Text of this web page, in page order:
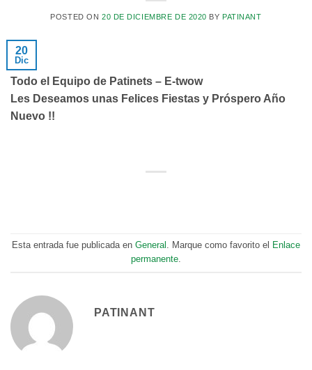
POSTED ON 20 DE DICIEMBRE DE 2020 BY PATINANT
20
Dic
Todo el Equipo de Patinets – E-twow
Les Deseamos unas Felices Fiestas y Próspero Año
Nuevo !!
Esta entrada fue publicada en General . Marque como favorito el Enlace
permanente
PATINANT